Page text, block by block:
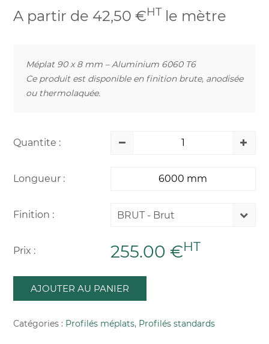
A partir de 42,50 €HT le mètre
Méplat 90 x 8 mm – Aluminium 6060 T6
Ce produit est disponible en finition brute, anodisée
ou thermolaquée.
Quantite :
Longueur :
Finition : BRUT - Brut
Prix : 255.00 €HT
AJOUTER AU PANIER
Catégories : Profilés méplats, Profilés standards